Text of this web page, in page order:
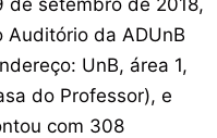
Auditório da ADUnB
UnB, área 1,
do Professor), e
com 308